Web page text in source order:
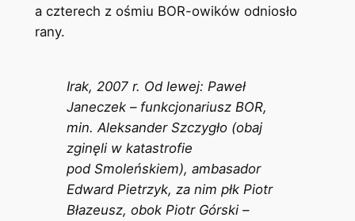
a czterech z ośmiu BOR-owików odniosło
rany.
Irak, 2007 r. Od lewej: Paweł
Janeczek – funkcjonariusz BOR,
min. Aleksander Szczygło (obaj
zginęli w katastrofie
pod Smoleńskiem), ambasador
Edward Pietrzyk, za nim płk Piotr
Błazeusz, obok Piotr Górski –